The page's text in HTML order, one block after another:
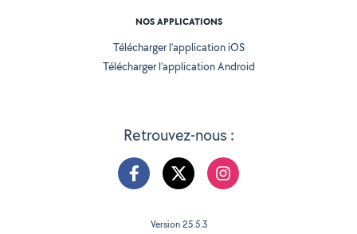
Retrouvez-nous :
NOS APPLICATIONS
Télécharger l’application iOS
Télécharger l’application Android
Version 25.5.3